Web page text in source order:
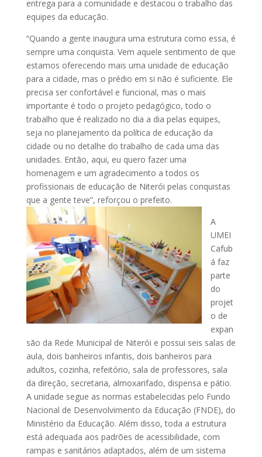
entrega para a comunidade e destacou o trabalho das
equipes da educação.
“Quando a gente inaugura uma estrutura como essa, é
sempre uma conquista. Vem aquele sentimento de que
estamos oferecendo mais uma unidade de educação
para a cidade, mas o prédio em si não é suficiente. Ele
precisa ser confortável e funcional, mas o mais
importante é todo o projeto pedagógico, todo o
trabalho que é realizado no dia a dia pelas equipes,
seja no planejamento da política de educação da
cidade ou no detalhe do trabalho de cada uma das
unidades. Então, aqui, eu quero fazer uma
homenagem e um agradecimento a todos os
profissionais de educação de Niterói pelas conquistas
que a gente teve”, reforçou o prefeito.
A
UMEI
Cafub
á faz
parte
do
projet
o de
expan
são da Rede Municipal de Niterói e possui seis salas de
aula, dois banheiros infantis, dois banheiros para
adultos, cozinha, refeitório, sala de professores, sala
da direção, secretaria, almoxarifado, dispensa e pátio.
A unidade segue as normas estabelecidas pelo Fundo
Nacional de Desenvolvimento da Educação (FNDE), do
Ministério da Educação. Além disso, toda a estrutura
está adequada aos padrões de acessibilidade, com
rampas e sanitários adaptados, além de um sistema